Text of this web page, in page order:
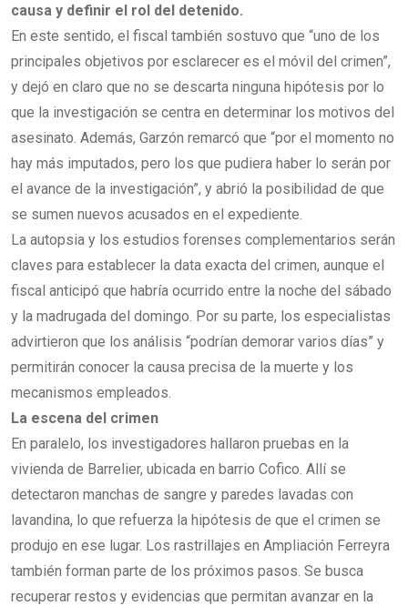
causa y definir el rol del detenido.
En este sentido, el fiscal también sostuvo que “uno de los
principales objetivos por esclarecer es el móvil del crimen”,
y dejó en claro que no se descarta ninguna hipótesis por lo
que la investigación se centra en determinar los motivos del
asesinato. Además, Garzón remarcó que “por el momento no
hay más imputados, pero los que pudiera haber lo serán por
el avance de la investigación”, y abrió la posibilidad de que
se sumen nuevos acusados en el expediente.
La autopsia y los estudios forenses complementarios serán
claves para establecer la data exacta del crimen, aunque el
fiscal anticipó que habría ocurrido entre la noche del sábado
y la madrugada del domingo. Por su parte, los especialistas
advirtieron que los análisis “podrían demorar varios días” y
permitirán conocer la causa precisa de la muerte y los
mecanismos empleados.
La escena del crimen
En paralelo, los investigadores hallaron pruebas en la
vivienda de Barrelier, ubicada en barrio Cofico. Allí se
detectaron manchas de sangre y paredes lavadas con
lavandina, lo que refuerza la hipótesis de que el crimen se
produjo en ese lugar. Los rastrillajes en Ampliación Ferreyra
también forman parte de los próximos pasos. Se busca
recuperar restos y evidencias que permitan avanzar en la